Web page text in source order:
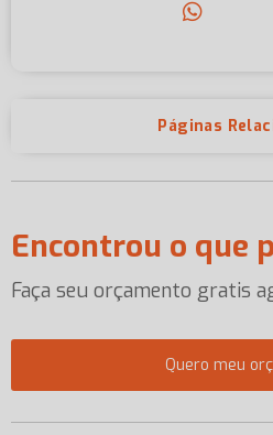
Páginas
Encontrou o que
Faça seu orçamento gratis
Quero meu